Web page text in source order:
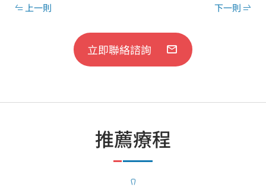
上一則
立即聯絡諮詢
下一則
推薦療程